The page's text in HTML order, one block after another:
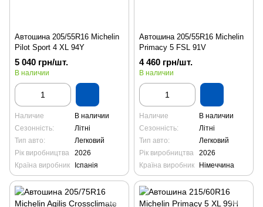
Автошина 205/55R16 Michelin
Pilot Sport 4 XL 94Y
5 040 грн/шт.
В наличии
Наличие
В наличии
Сезонність:
Літні
Тип авто:
Легковий
Рік виробництва
2026
Країна виробник
Іспанія
Автошина 205/55R16 Michelin
Primacy 5 FSL 91V
4 460 грн/шт.
В наличии
Наличие
В наличии
Сезонність:
Літні
Тип авто:
Легковий
Рік виробництва
2026
Країна виробник
Німеччина